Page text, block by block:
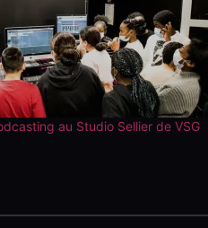
au Studio Sellier de VSG